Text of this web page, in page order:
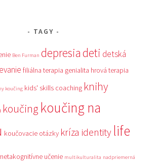
TAGY
Ben Furman depresiadeti detská
filiálna terapia genialita hrová terapia
koučing kids' skills coaching knihy
koučing koučing na
koučovacie otázky kríza identity life
učenie multikulturalita nadpriemerná